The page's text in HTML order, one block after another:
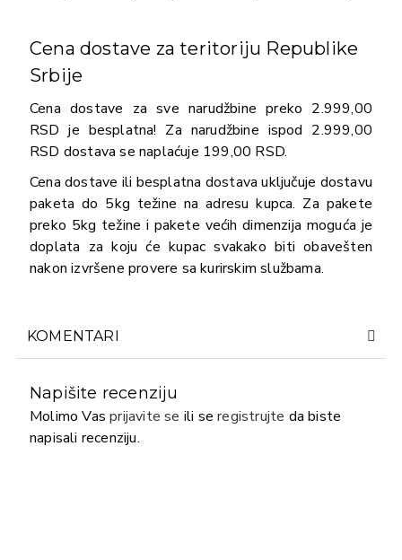
Cena dostave za teritoriju Republike
Srbije
Cena dostave za sve narudžbine preko 2.999,00
RSD je besplatna! Za narudžbine ispod 2.999,00
RSD dostava se naplaćuje 199,00 RSD.
Cena dostave ili besplatna dostava uključuje dostavu
paketa do 5kg težine na adresu kupca. Za pakete
preko 5kg težine i pakete većih dimenzija moguća je
doplata za koju će kupac svakako biti obavešten
nakon izvršene provere sa kurirskim službama.
KOMENTARI
Napišite recenziju
Molimo Vasprijavite se ili seregistrujte da biste
napisali recenziju.